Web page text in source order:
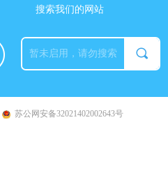
搜索我们的网站
끠
苏公网安备32021402002643号